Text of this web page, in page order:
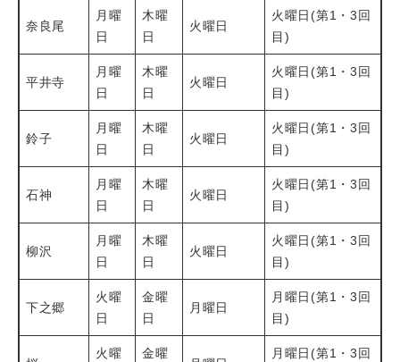
奈良尾
月曜
日
木曜
日
火曜日
火曜日(第1・3回
目)
平井寺
月曜
日
木曜
日
火曜日
火曜日(第1・3回
目)
鈴子
月曜
日
木曜
日
火曜日
火曜日(第1・3回
目)
石神
月曜
日
木曜
日
火曜日
火曜日(第1・3回
目)
柳沢
月曜
日
木曜
日
火曜日
火曜日(第1・3回
目)
下之郷
火曜
日
金曜
日
月曜日
月曜日(第1・3回
目)
火曜
金曜
月曜日(第1・3回